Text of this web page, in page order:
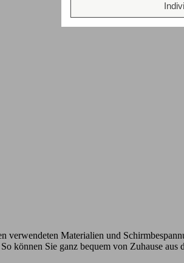
verwendeten Materialien und
können Sie ganz bequem von Zuhause